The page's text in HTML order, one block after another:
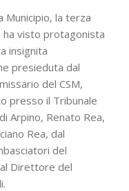
Municipio, la terza
visto protagonista
insignita
presieduta dal
del CSM,
presso il Tribunale
Arpino, Renato Rea,
Rea, dal
del
Direttore del